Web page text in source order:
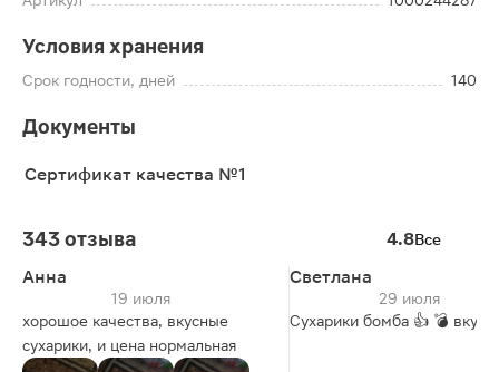
Условия хранения
Срок годности, дней 140
Документы
Сертификат качества №1
343 отзыва 4.8Все
Анна
19 июля
хорошое качества, вкусные
сухарики, и цена нормальная
Светлана
29 июля
Сухарики бомба 👍 💣